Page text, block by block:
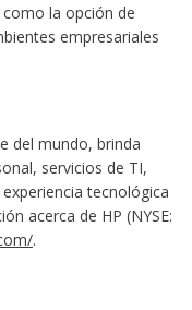
la opción de
empresariales
del mundo, brinda
servicios de TI,
tecnológica
acerca de HP (NYSE:
.